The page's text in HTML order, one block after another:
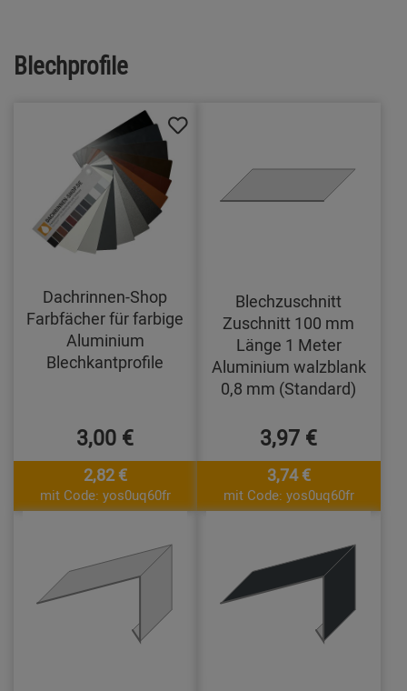
Blechprofile
Dachrinnen-Shop
Farbfächer für farbige
Aluminium
Blechkantprofile
3,00 €
2,82 €
mit Code: yos0uq60fr
Blechzuschnitt
Zuschnitt 100 mm
Länge 1 Meter
Aluminium walzblank
0,8 mm (Standard)
3,97 €
3,74 €
mit Code: yos0uq60fr